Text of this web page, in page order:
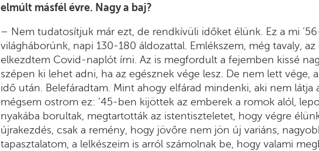
elmúlt másfél évre. Nagy a baj?
– Nem tudatosítjuk már ezt, de rendkívüli időket élünk. Ez a mi
világháborúnk, napi 130-180 áldozattal. Emlékszem, még tavaly,
elkezdtem Covid-naplót írni. Az is megfordult a fejemben kissé
szépen ki lehet adni, ha az egésznek vége lesz. De nem lett vége,
idő után. Belefáradtam. Mint ahogy elfárad mindenki, aki nem látja
mégsem ostrom ez: ’45-ben kijöttek az emberek a romok alól,
nyakába borultak, megtartották az istentiszteletet, hogy végre
újrakezdés, csak a remény, hogy jövőre nem jön új variáns,
tapasztalatom, a lelkészeim is arról számolnak be, hogy valami